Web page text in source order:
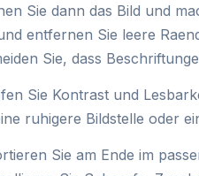
Sie dann das Bild und
entfernen Sie leere
Sie, dass
Sie Kontrast und
ruhigere Bildstelle oder
Sie am Ende im